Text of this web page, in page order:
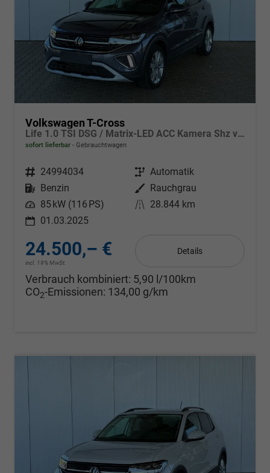
Volkswagen T-Cross
Life 1.0 TSI DSG / Matrix-LED ACC Kamera Shz vorne Apple Carplay Alu 17'' Winterreifen
sofort lieferbar Gebrauchtwagen
Fahrzeugnr. 24994034 Getriebe Automatik
Kraftstoff
Benzin Außenfarbe
Rauchgrau
Leistung 85 kW (116 PS) Kilometerstand 28.844 km
01.03.2025
24.500,– €
incl. 19% MwSt.
Details
Verbrauch kombiniert: 5,90 l/100km
CO2-Emissionen: 134,00 g/km